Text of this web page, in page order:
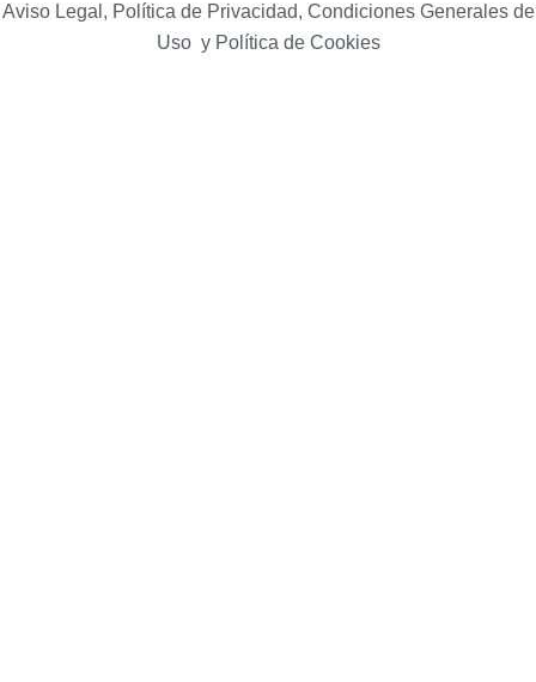
Aviso Legal, Política de Privacidad, Condiciones Generales de
Uso y Política de Cookies